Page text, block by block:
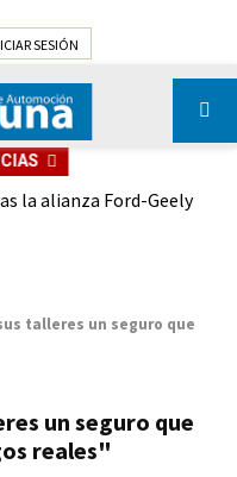
SESIÓN
la alianza Ford-Geely
talleres un seguro que
un seguro que
reales"